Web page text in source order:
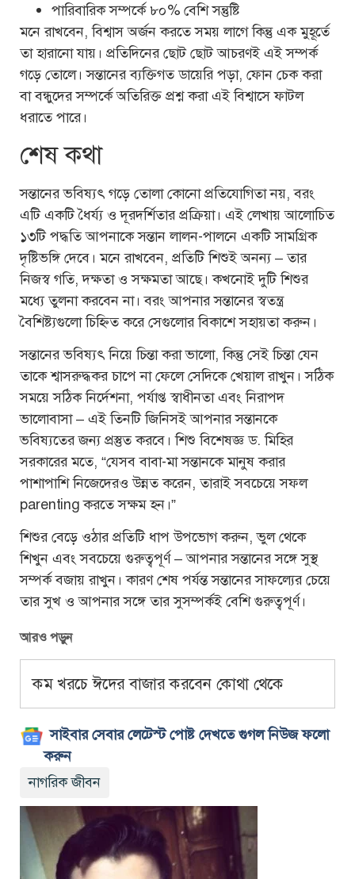
পারিবারিক সম্পর্কে ৮০% বেশি সন্তুষ্টি
মনে রাখবেন, বিশ্বাস অর্জন করতে সময় লাগে কিন্তু এক মুহূর্তে
তা হারানো যায়। প্রতিদিনের ছোট ছোট আচরণই এই সম্পর্ক
গড়ে তোলে। সন্তানের ব্যক্তিগত ডায়েরি পড়া, ফোন চেক করা
বা বন্ধুদের সম্পর্কে অতিরিক্ত প্রশ্ন করা এই বিশ্বাসে ফাটল
ধরাতে পারে।
শেষ কথা
সন্তানের ভবিষ্যৎ গড়ে তোলা কোনো প্রতিযোগিতা নয়, বরং
এটি একটি ধৈর্য্য ও দূরদর্শিতার প্রক্রিয়া। এই লেখায় আলোচিত
১৩টি পদ্ধতি আপনাকে সন্তান লালন-পালনে একটি সামগ্রিক
দৃষ্টিভঙ্গি দেবে। মনে রাখবেন, প্রতিটি শিশুই অনন্য – তার
নিজস্ব গতি, দক্ষতা ও সক্ষমতা আছে। কখনোই দুটি শিশুর
মধ্যে তুলনা করবেন না। বরং আপনার সন্তানের স্বতন্ত্র
বৈশিষ্ট্যগুলো চিহ্নিত করে সেগুলোর বিকাশে সহায়তা করুন।
সন্তানের ভবিষ্যৎ নিয়ে চিন্তা করা ভালো, কিন্তু সেই চিন্তা যেন
তাকে শ্বাসরুদ্ধকর চাপে না ফেলে সেদিকে খেয়াল রাখুন। সঠিক
সময়ে সঠিক নির্দেশনা, পর্যাপ্ত স্বাধীনতা এবং নিরাপদ
ভালোবাসা – এই তিনটি জিনিসই আপনার সন্তানকে
ভবিষ্যতের জন্য প্রস্তুত করবে। শিশু বিশেষজ্ঞ ড. মিহির
সরকারের মতে, “যেসব বাবা-মা সন্তানকে মানুষ করার
পাশাপাশি নিজেদেরও উন্নত করেন, তারাই সবচেয়ে সফল
parenting করতে সক্ষম হন।”
শিশুর বেড়ে ওঠার প্রতিটি ধাপ উপভোগ করুন, ভুল থেকে
শিখুন এবং সবচেয়ে গুরুত্বপূর্ণ – আপনার সন্তানের সঙ্গে সুস্থ
সম্পর্ক বজায় রাখুন। কারণ শেষ পর্যন্ত সন্তানের সাফল্যের চেয়ে
তার সুখ ও আপনার সঙ্গে তার সুসম্পর্কই বেশি গুরুত্বপূর্ণ।
আরও পড়ুন
কম খরচে ঈদের বাজার করবেন কোথা থেকে
সাইবার সেবার লেটেস্ট পোষ্ট দেখতে গুগল নিউজ ফলো
করুন
নাগরিক জীবন